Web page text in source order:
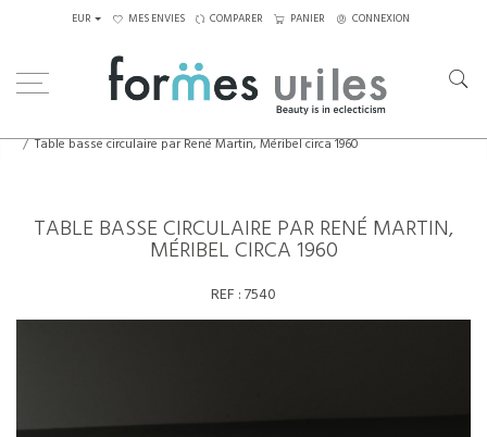
EUR MES ENVIES COMPARER PANIER CONNEXION
Table basse circulaire par René Martin, Méribel circa 1960
TABLE BASSE CIRCULAIRE PAR RENÉ MARTIN,
MÉRIBEL CIRCA 1960
REF :7540